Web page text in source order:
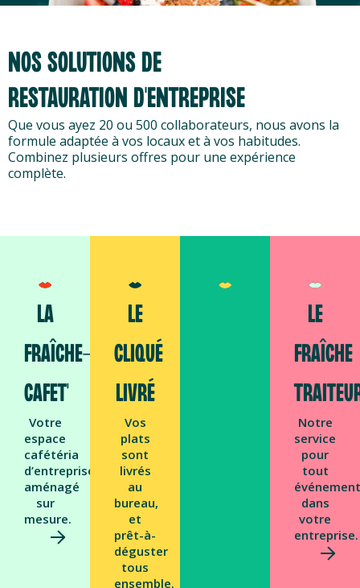
NOS SOLUTIONS DE
RESTAURATION D'ENTREPRISE
Que vous ayez 20 ou 500 collaborateurs, nous avons la
formule adaptée à vos locaux et à vos habitudes.
Combinez plusieurs offres pour une expérience
complète.
LA
FRAÎCHE-
CAFET'
Votre
espace
cafétéria
d’entreprise
aménagé
sur
mesure.
LE
CLIQUÉ
LIVRÉ
Vos
plats
sont
livrés
au
bureau,
et
prêt-à-
déguster
tous
ensemble.
LE
FRAÎCHE
Notre
service
pour
tout
événement
dans
votre
entreprise.